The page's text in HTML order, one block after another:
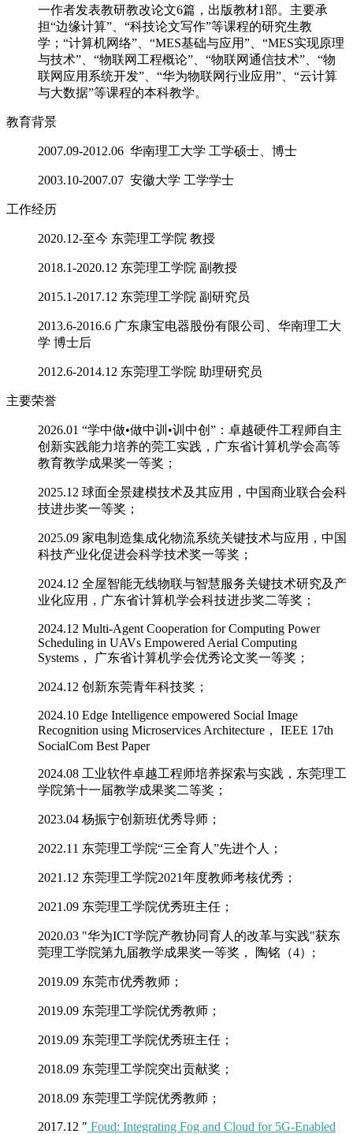
一作者发表教研教改论文6篇，出版教材1部。主要承
担“边缘计算”、 “科技论文写作”等课程的研究生教
学； “计算机网络”、“MES基础与应用”、“MES实现原理
与技术”、“物联网工程概论”、“物联网通信技术”、“物
联网应用系统开发”、“华为物联网行业应用”、 “云计算
与大数据”等课程的本科教学。
教育背景
2007.09-2012.06 华南理工大学 工学硕士、博士
2003.10-2007.07 安徽大学 工学学士
工作经历
2020.12-至今 东莞理工学院 教授
2018.1-2020.12 东莞理工学院 副教授
2015.1-2017.12 东莞理工学院 副研究员
2013.6-2016.6 广东康宝电器股份有限公司、华南理工大
学 博士后
2012.6-2014.12 东莞理工学院 助理研究员
主要荣誉
2026.01 “学中做•做中训•训中创”：卓越硬件工程师自主
创新实践能力培养的莞工实践，广东省计算机学会高等
教育教学成果奖一等奖；
2025.12 球面全景建模技术及其应用，中国商业联合会科
技进步奖一等奖；
2025.09 家电制造集成化物流系统关键技术与应用，中国
科技产业化促进会科学技术奖一等奖；
2024.12 全屋智能无线物联与智慧服务关键技术研究及产
业化应用，广东省计算机学会科技进步奖二等奖；
2024.12 Multi-Agent Cooperation for Computing Power
Scheduling in UAVs Empowered Aerial Computing
Systems， 广东省计算机学会优秀论文奖一等奖；
2024.12 创新东莞青年科技奖；
2024.10 Edge Intelligence empowered Social Image
Recognition using Microservices Architecture， IEEE 17th
SocialCom Best Paper
2024.08 工业软件卓越工程师培养探索与实践，东莞理工
学院第十一届教学成果奖二等奖；
2023.04 杨振宁创新班优秀导师；
2022.11 东莞理工学院“三全育人”先进个人；
2021.12 东莞理工学院2021年度教师考核优秀；
2021.09 东莞理工学院优秀班主任；
2020.03 "华为ICT学院产教协同育人的改革与实践"获东
莞理工学院第九届教学成果奖一等奖， 陶铭（4）;
2019.09 东莞市优秀教师；
2019.09 东莞理工学院优秀教师；
2019.09 东莞理工学院优秀班主任；
2018.09 东莞理工学院突出贡献奖；
2018.09 东莞理工学院优秀教师；
2017.12 " Foud: Integrating Fog and Cloud for 5G-Enabled